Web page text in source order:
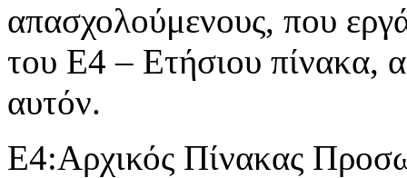
απασχολούμενους, που
του Ε4 – Ετήσιου πίνακα,
αυτόν.
Ε4:Αρχικός Πίνακας